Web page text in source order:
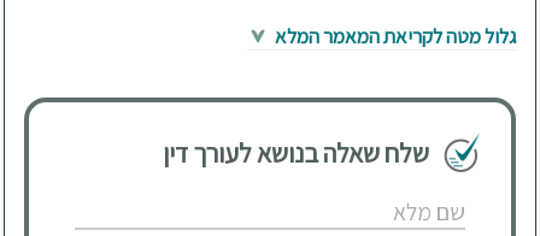
גלול מטה לקריאת המאמר המלא
שלח שאלה בנושא לעורך דין